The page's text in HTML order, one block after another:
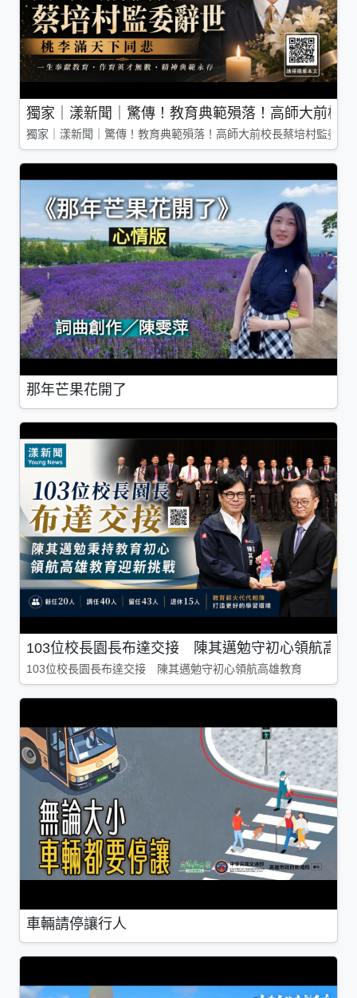
獨家｜漾新聞｜驚傳！教育典範殞落！高師大前校
獨家｜漾新聞｜驚傳！教育典範殞落！高師大前校長蔡培村監委
那年芒果花開了
103位校長園長布達交接 陳其邁勉守初心領航高雄
103位校長園長布達交接 陳其邁勉守初心領航高雄教育
車輛請停讓行人